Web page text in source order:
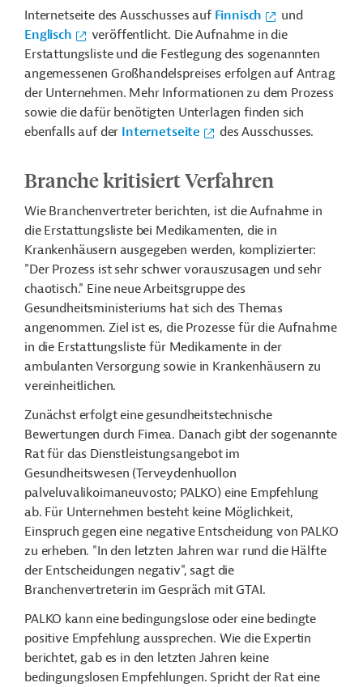
Internetseite des Ausschusses auf Finnisch
und
Englisch
veröffentlicht. Die Aufnahme in die
Erstattungsliste und die Festlegung des sogenannten
angemessenen Großhandelspreises erfolgen auf Antrag
der Unternehmen. Mehr Informationen zu dem Prozess
sowie die dafür benötigten Unterlagen finden sich
ebenfalls auf der Internetseite des Ausschusses.
Branche kritisiert Verfahren
Wie Branchenvertreter berichten, ist die Aufnahme in
die Erstattungsliste bei Medikamenten, die in
Krankenhäusern ausgegeben werden, komplizierter:
"Der Prozess ist sehr schwer vorauszusagen und sehr
chaotisch." Eine neue Arbeitsgruppe des
Gesundheitsministeriums hat sich des Themas
angenommen. Ziel ist es, die Prozesse für die Aufnahme
in die Erstattungsliste für Medikamente in der
ambulanten Versorgung sowie in Krankenhäusern zu
vereinheitlichen.
Zunächst erfolgt eine gesundheitstechnische
Bewertungen durch Fimea. Danach gibt der sogenannte
Rat für das Dienstleistungsangebot im
Gesundheitswesen (Terveydenhuollon
palveluvalikoimaneuvosto; PALKO) eine Empfehlung
ab. Für Unternehmen besteht keine Möglichkeit,
Einspruch gegen eine negative Entscheidung von PALKO
zu erheben. "In den letzten Jahren war rund die Hälfte
der Entscheidungen negativ", sagt die
Branchenvertreterin im Gespräch mit GTAI.
PALKO kann eine bedingungslose oder eine bedingte
positive Empfehlung aussprechen. Wie die Expertin
berichtet, gab es in den letzten Jahren keine
bedingungslosen Empfehlungen. Spricht der Rat eine